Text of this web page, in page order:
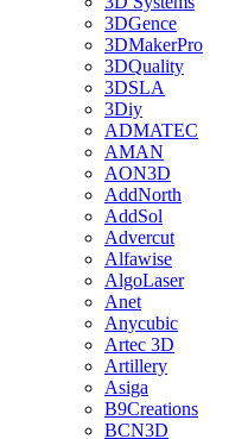
3DGence
3DMakerPro
3DQuality
3DSLA
3Diy
ADMATEC
AMAN
AON3D
AddNorth
AddSol
Advercut
Alfawise
AlgoLaser
Anet
Anycubic
Artec 3D
Artillery
Asiga
B9Creations
BCN3D